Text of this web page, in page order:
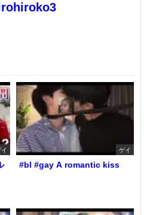
ゲイ
#bl #gay A romantic kiss